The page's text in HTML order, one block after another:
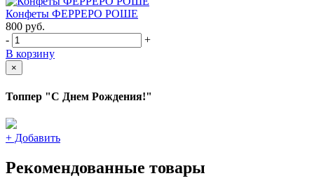
Конфеты ФЕРРЕРО РОШЕ
800 руб.
-
+
В корзину
×
Топпер "С Днем Рождения!"
+ Добавить
Рекомендованные товары